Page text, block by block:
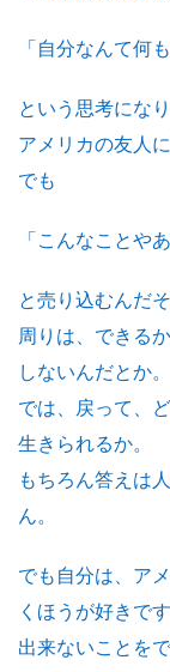
「自分なんて何
という思考にな
アメリカの友人
でも
「こんなことや
と売り込むんだそ
周りは、できる
しないんだとか。
では、戻って、
生きられるか。
もちろん答えは
ん。
でも自分は、ア
くほうが好きです
出来ないことを